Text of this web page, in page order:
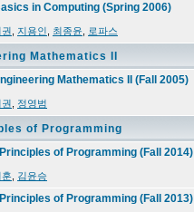
in Computing (Spring 2006)
지용인 최종윤 로파스
Mathematics II
Mathematics II (Fall 2005)
정영범
of Programming
of Programming (Fall 2014)
훈 김윤승
of Programming (Fall 2013)